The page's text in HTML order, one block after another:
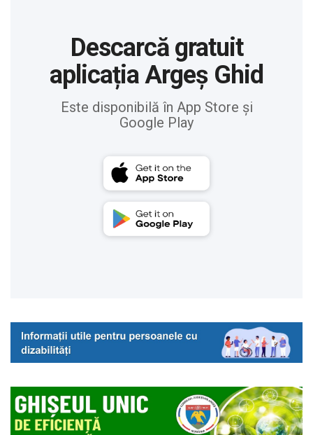
Descarcă gratuit
aplicația Argeș Ghid
Este disponibilă în App Store și
Google Play